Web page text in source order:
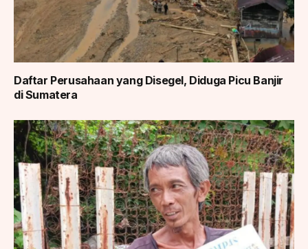
Daftar Perusahaan yang Disegel, Diduga Picu Banjir
di Sumatera